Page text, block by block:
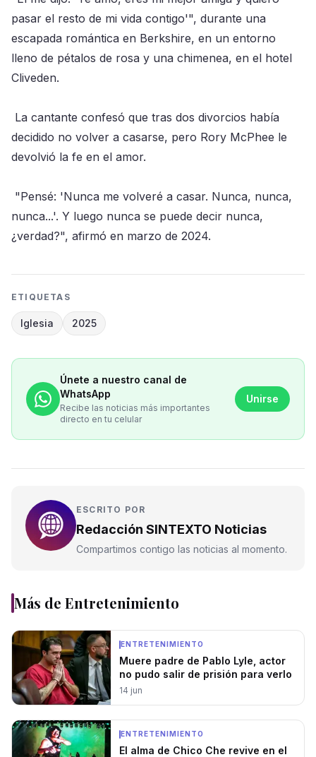
pasar el resto de mi vida contigo'", durante una
escapada romántica en Berkshire, en un entorno
lleno de pétalos de rosa y una chimenea, en el hotel
Cliveden.
La cantante confesó que tras dos divorcios había
decidido no volver a casarse, pero Rory McPhee le
devolvió la fe en el amor.
"Pensé: 'Nunca me volveré a casar. Nunca, nunca,
nunca...'. Y luego nunca se puede decir nunca,
¿verdad?", afirmó en marzo de 2024.
ETIQUETAS
Iglesia 2025
Únete a nuestro canal de
WhatsApp
Recibe las noticias más importantes
directo en tu celular
Unirse
ESCRITO POR
Redacción SINTEXTO Noticias
Compartimos contigo las noticias al momento.
Más de Entretenimiento
ENTRETENIMIENTO
Muere padre de Pablo Lyle, actor
no pudo salir de prisión para verlo
14 jun
ENTRETENIMIENTO
El alma de Chico Che revive en el